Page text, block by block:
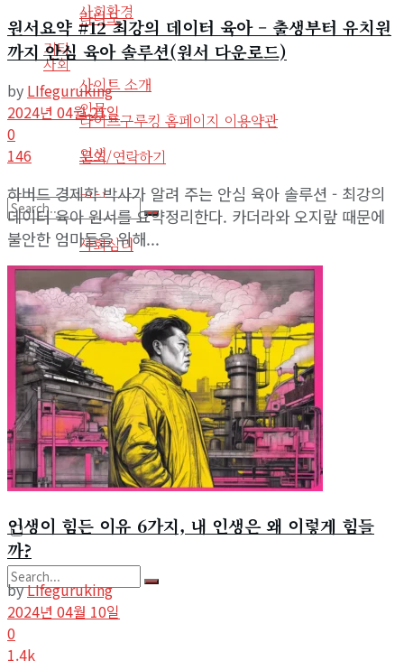
라디오
사회
인물
인생
정치
사회심리
사회환경
기타
사이트 소개
라이프구루킹 홈페이지 이용약관
문의/연락하기
No Result
사회환경
기타
사이트 소개
라이프구루킹 홈페이지 이용약관
문의/연락하기
No Result
View All Result
원서요약 #12 최강의 데이터 육아 – 출생부터 유치원
까지 안심 육아 솔루션(원서 다운로드)
by LIfeguruking
2024년 04월 21일
0
146
하버드 경제학 박사가 알려 주는 안심 육아 솔루션 - 최강의
데이터 육아 원서를 요약정리한다. 카더라와 오지랖 때문에
불안한 엄마들을 위해...
인생이 힘든 이유 6가지, 내 인생은 왜 이렇게 힘들
까?
byLIfeguruking
2024년 04월 10일
0
1.4k